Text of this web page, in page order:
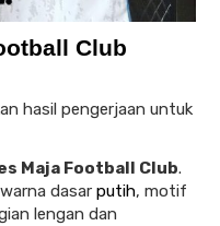
Club
hasil pengerjaan untuk
Maja Football Club.
dasar putih, motif
lengan dan